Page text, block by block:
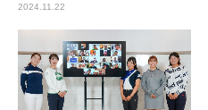
2024.11.22